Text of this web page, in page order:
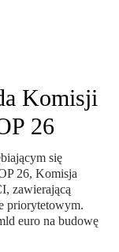
Komisji
26
się
26, Komisja
zawierającą
priorytetowym.
euro na budowę